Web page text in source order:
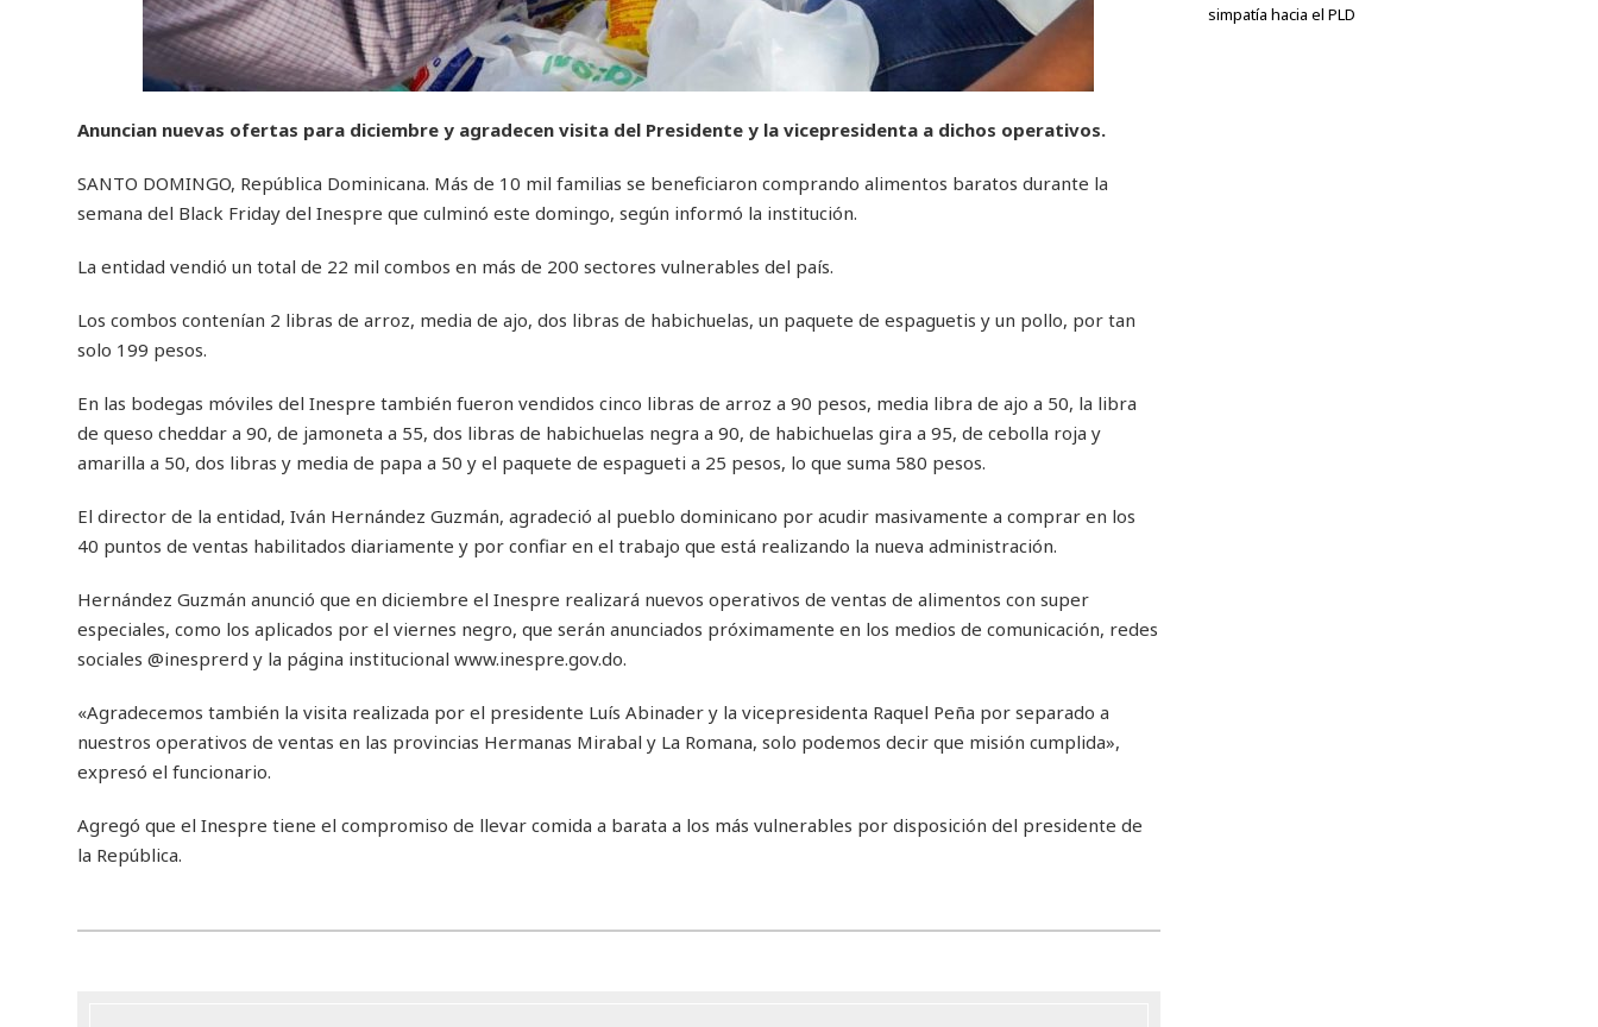
Anuncian nuevas ofertas para diciembre y agradecen visita del Presidente y la vicepresidenta a dichos operativos.
SANTO DOMINGO, República Dominicana. Más de 10 mil familias se beneficiaron comprando alimentos baratos durante la
semana del Black Friday del Inespre que culminó este domingo, según informó la institución.
La entidad vendió un total de 22 mil combos en más de 200 sectores vulnerables del país.
Los combos contenían 2 libras de arroz, media de ajo, dos libras de habichuelas, un paquete de espaguetis y un pollo, por tan
solo 199 pesos.
En las bodegas móviles del Inespre también fueron vendidos cinco libras de arroz a 90 pesos, media libra de ajo a 50, la libra
de queso cheddar a 90, de jamoneta a 55, dos libras de habichuelas negra a 90, de habichuelas gira a 95, de cebolla roja y
amarilla a 50, dos libras y media de papa a 50 y el paquete de espagueti a 25 pesos, lo que suma 580 pesos.
El director de la entidad, Iván Hernández Guzmán, agradeció al pueblo dominicano por acudir masivamente a comprar en los
40 puntos de ventas habilitados diariamente y por confiar en el trabajo que está realizando la nueva administración.
Hernández Guzmán anunció que en diciembre el Inespre realizará nuevos operativos de ventas de alimentos con super
especiales, como los aplicados por el viernes negro, que serán anunciados próximamente en los medios de comunicación, redes
sociales @inesprerd y la página institucional www.inespre.gov.do.
«Agradecemos también la visita realizada por el presidente Luís Abinader y la vicepresidenta Raquel Peña por separado a
nuestros operativos de ventas en las provincias Hermanas Mirabal y La Romana, solo podemos decir que misión cumplida»,
expresó el funcionario.
Agregó que el Inespre tiene el compromiso de llevar comida a barata a los más vulnerables por disposición del presidente de
la República.
simpatía hacia el PLD